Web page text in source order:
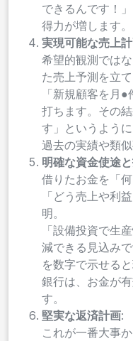
できるんです！
得力が増します。
実現可能な売上
希望的観測では
た売上予測を立て
「新規顧客を月
打ちます。その
す」というよう
過去の実績や類
明確な資金使途
借りたお金を「
「どう売上や利
明。
「設備投資で生
減できる見込み
を数字で示せると
銀行は、お金が
す。
堅実な返済計画:
これが一番大事か